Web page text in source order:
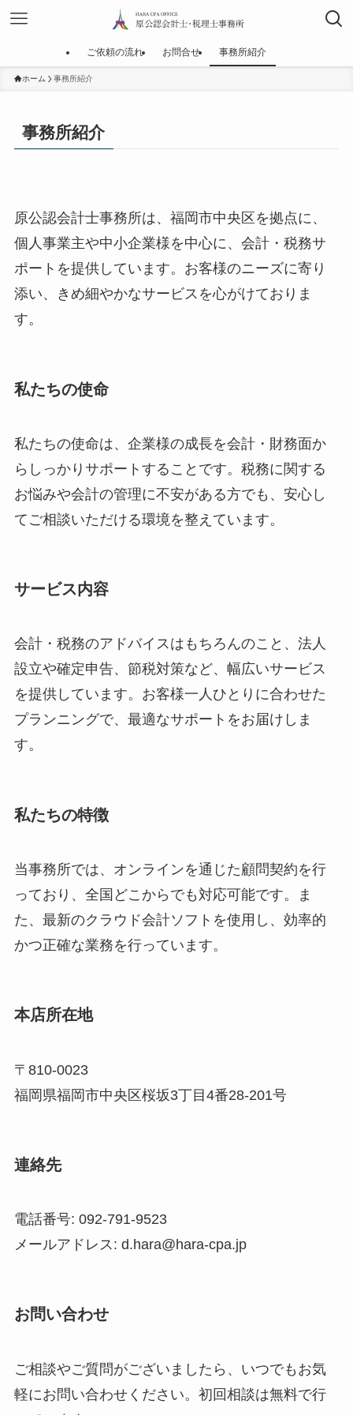
ご依頼の流れ お問合せ 事務所紹介
ホーム 事務所紹介
事務所紹介
原公認会計士事務所は、福岡市中央区を拠点に、
個人事業主や中小企業様を中心に、会計・税務サ
ポートを提供しています。お客様のニーズに寄り
添い、きめ細やかなサービスを心がけておりま
す。
私たちの使命
私たちの使命は、企業様の成長を会計・財務面か
らしっかりサポートすることです。税務に関する
お悩みや会計の管理に不安がある方でも、安心し
てご相談いただける環境を整えています。
サービス内容
会計・税務のアドバイスはもちろんのこと、法人
設立や確定申告、節税対策など、幅広いサービス
を提供しています。お客様一人ひとりに合わせた
プランニングで、最適なサポートをお届けしま
す。
私たちの特徴
当事務所では、オンラインを通じた顧問契約を行
っており、全国どこからでも対応可能です。ま
た、最新のクラウド会計ソフトを使用し、効率的
かつ正確な業務を行っています。
本店所在地
〒810-0023
福岡県福岡市中央区桜坂3丁目4番28-201号
連絡先
電話番号: 092-791-9523
メールアドレス: d.hara@hara-cpa.jp
お問い合わせ
ご相談やご質問がございましたら、いつでもお気
軽にお問い合わせください。初回相談は無料で行